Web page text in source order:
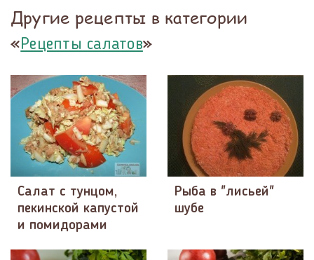
Другие рецепты в категории
«Рецепты салатов»
Салат с тунцом,
пекинской капустой
и помидорами
Рыба в "лисьей"
шубе